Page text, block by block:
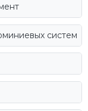
систем